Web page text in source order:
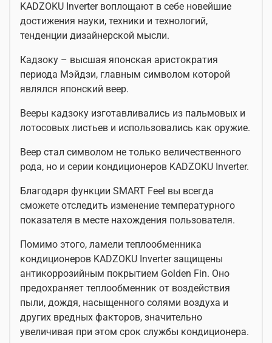
KADZOKU Inverter воплощают в себе новейшие
достижения науки, техники и технологий,
тенденции дизайнерской мысли.
Кадзоку – высшая японская аристократия
периода Мэйдзи, главным символом которой
являлся японский веер.
Вееры кадзоку изготавливались из пальмовых и
лотосовых листьев и использовались как оружие.
Веер стал символом не только величественного
рода, но и серии кондиционеров KADZOKU Inverter.
Благодаря функции SMART Feel вы всегда
сможете отследить изменение температурного
показателя в месте нахождения пользователя.
Помимо этого, ламели теплообменника
кондиционеров KADZOKU Inverter защищены
антикоррозийным покрытием Golden Fin. Оно
предохраняет теплообменник от воздействия
пыли, дождя, насыщенного солями воздуха и
других вредных факторов, значительно
увеличивая при этом срок службы кондиционера.